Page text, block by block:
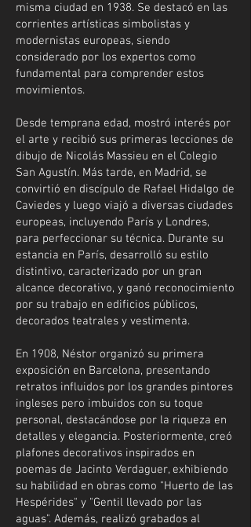
misma ciudad en 1938. Se destacó en las
corrientes artísticas simbolistas y
modernistas europeas, siendo
considerado por los expertos como
fundamental para comprender estos
movimientos.
Desde temprana edad, mostró interés por
el arte y recibió sus primeras lecciones de
dibujo de Nicolás Massieu en el Colegio
San Agustín. Más tarde, en Madrid, se
convirtió en discípulo de Rafael Hidalgo de
Caviedes y luego viajó a diversas ciudades
europeas, incluyendo París y Londres,
para perfeccionar su técnica. Durante su
estancia en París, desarrolló su estilo
distintivo, caracterizado por un gran
alcance decorativo, y ganó reconocimiento
por su trabajo en edificios públicos,
decorados teatrales y vestimenta.
En 1908, Néstor organizó su primera
exposición en Barcelona, presentando
retratos influidos por los grandes pintores
ingleses pero imbuidos con su toque
personal, destacándose por la riqueza en
detalles y elegancia. Posteriormente, creó
plafones decorativos inspirados en
poemas de Jacinto Verdaguer, exhibiendo
su habilidad en obras como "Huerto de las
Hespérides" y "Gentil llevado por las
aguas". Además, realizó grabados al